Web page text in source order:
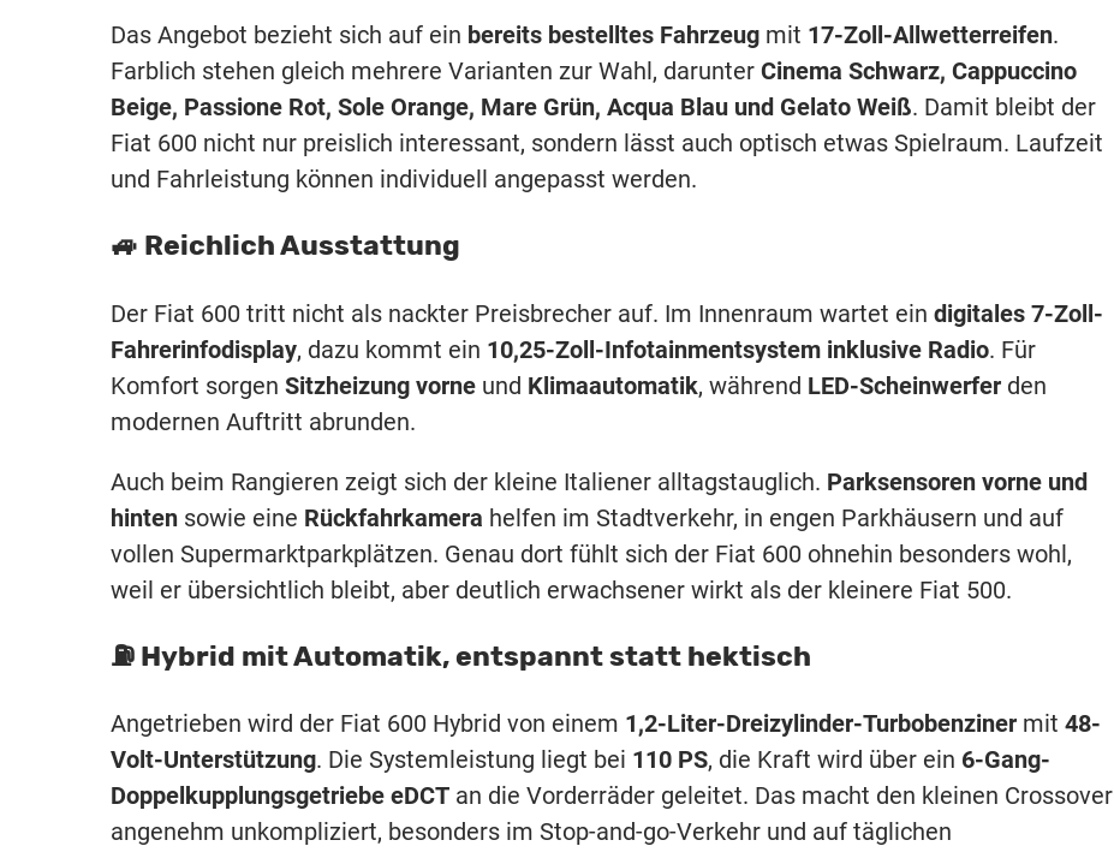
Das Angebot bezieht sich auf ein bereits bestelltes Fahrzeug mit 17-Zoll-Allwetterreifen.
Farblich stehen gleich mehrere Varianten zur Wahl, darunter Cinema Schwarz, Cappuccino
Beige, Passione Rot, Sole Orange, Mare Grün, Acqua Blau und Gelato Weiß. Damit bleibt der
Fiat 600 nicht nur preislich interessant, sondern lässt auch optisch etwas Spielraum. Laufzeit
und Fahrleistung können individuell angepasst werden.
🚙 Reichlich Ausstattung
Der Fiat 600 tritt nicht als nackter Preisbrecher auf. Im Innenraum wartet ein digitales 7-Zoll-
Fahrerinfodisplay, dazu kommt ein 10,25-Zoll-Infotainmentsystem inklusive Radio. Für
Komfort sorgen Sitzheizung vorne und Klimaautomatik, während LED-Scheinwerfer den
modernen Auftritt abrunden.
Auch beim Rangieren zeigt sich der kleine Italiener alltagstauglich. Parksensoren vorne und
hinten sowie eine Rückfahrkamera helfen im Stadtverkehr, in engen Parkhäusern und auf
vollen Supermarktparkplätzen. Genau dort fühlt sich der Fiat 600 ohnehin besonders wohl,
weil er übersichtlich bleibt, aber deutlich erwachsener wirkt als der kleinere Fiat 500.
⛽️ Hybrid mit Automatik, entspannt statt hektisch
Angetrieben wird der Fiat 600 Hybrid von einem 1,2-Liter-Dreizylinder-Turbobenziner mit 48-
Volt-Unterstützung. Die Systemleistung liegt bei 110 PS, die Kraft wird über ein 6-Gang-
Doppelkupplungsgetriebe eDCT an die Vorderräder geleitet. Das macht den kleinen Crossover
angenehm unkompliziert, besonders im Stop-and-go-Verkehr und auf täglichen